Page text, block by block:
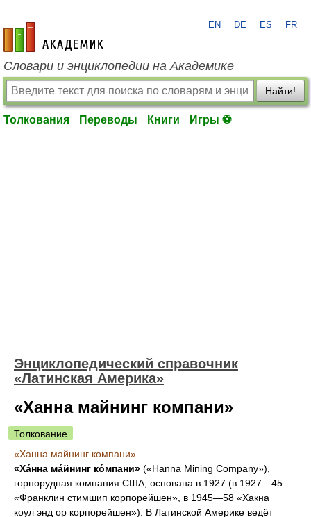
academic.ru
EN DE ES FR
Словари и энциклопедии на Академике
Найти!
Толкования Переводы Книги Игры ⚽
Энциклопедический справочник
«Латинская Америка»
«Ханна майнинг компани»
Толкование
«Ханна майнинг компани»
«Ха́нна ма́йнинг ко́мпани» («Hanna Mining Company»),
горнорудная компания США, основана в 1927 (в 1927—45
«Франклин стимшип корпорейшен», в 1945—58 «Хакна
коул энд ор корпорейшен»). В Латинской Америке ведёт